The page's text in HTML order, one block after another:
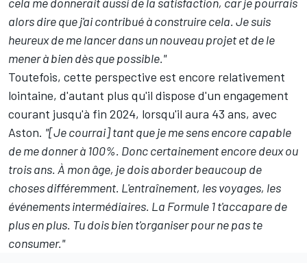
alors dire que j'ai contribué à construire cela. Je suis
heureux de me lancer dans un nouveau projet et de le
mener à bien dès que possible."
Toutefois, cette perspective est encore relativement
lointaine, d'autant plus qu'il dispose d'un engagement
courant jusqu'à fin 2024, lorsqu'il aura 43 ans, avec
Aston. "[Je courrai] tant que je me sens encore capable
de me donner à 100%. Donc certainement encore deux ou
trois ans. À mon âge, je dois aborder beaucoup de
choses différemment. L'entraînement, les voyages, les
événements intermédiaires. La Formule 1 t'accapare de
plus en plus. Tu dois bien t'organiser pour ne pas te
consumer."